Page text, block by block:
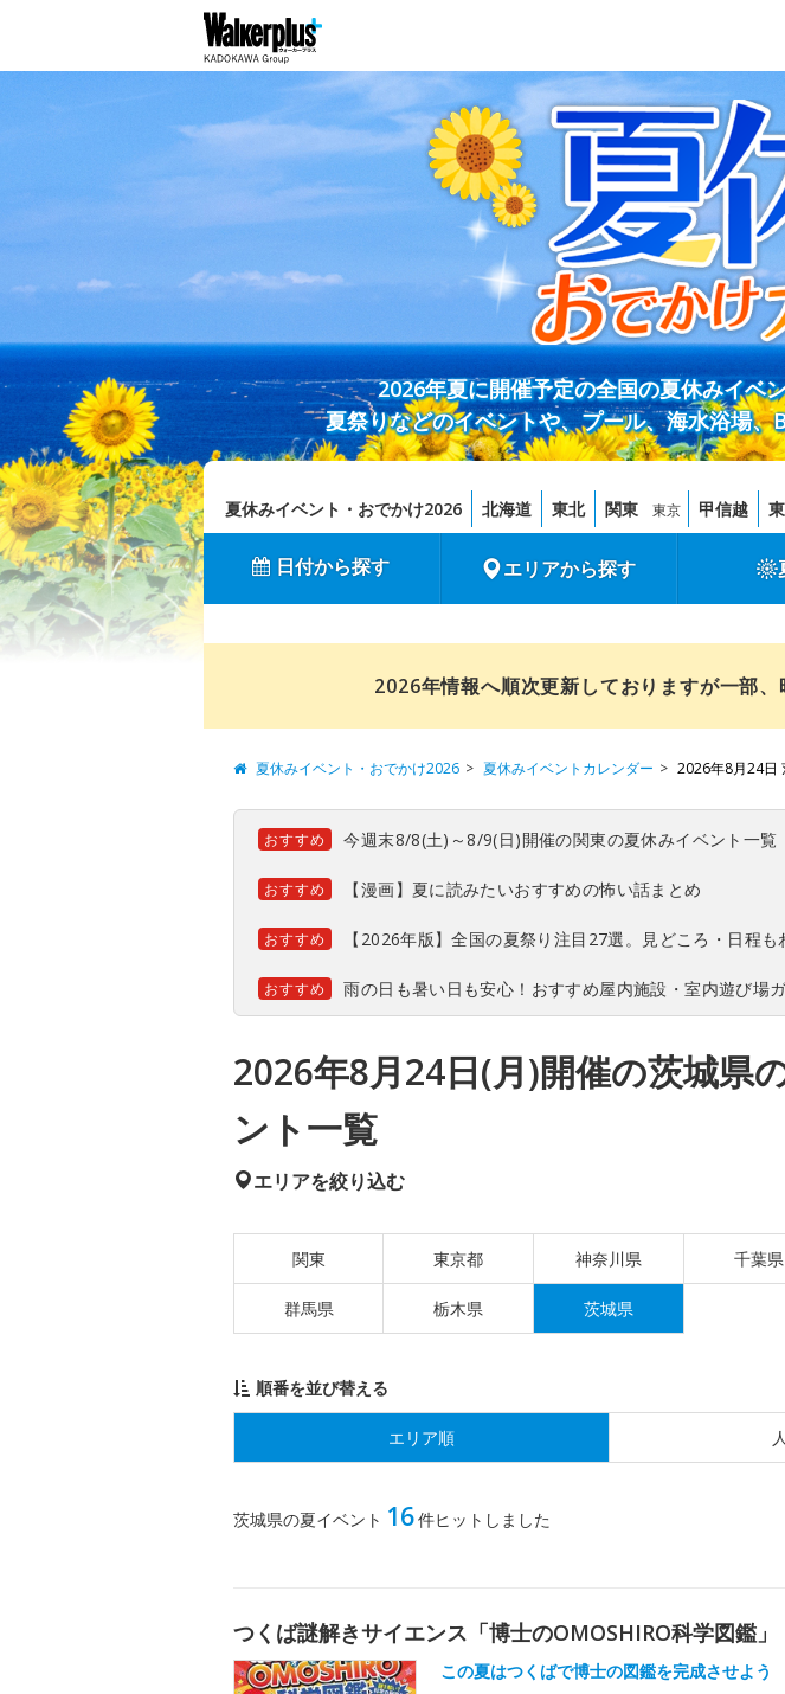
2026年夏に開催予定の全国の夏休みイベ
夏祭りなどのイベントや、プール、海水浴場
夏休みイベント・おでかけ2026 北海道 東北 関東 東京 甲信越
日付から探す エリアから探す
2026年情報へ順次更新しておりますが一部
夏休みイベント・おでかけ2026 夏休みイベントカレンダー 2026年8月24日
おすすめ 今週末8/8(土)～8/9(日)開催の関東の夏休みイベント一覧
おすすめ 【漫画】夏に読みたいおすすめの怖い話まとめ
おすすめ 【2026年版】全国の夏祭り注目27選。見どころ・日程も
おすすめ 雨の日も暑い日も安心！おすすめ屋内施設・室内遊び場
2026年8月24日(月)開催の茨城県
ント一覧
エリアを絞り込む
関東 東京都 神奈川県 千葉県
群馬県 栃木県 茨城県
順番を並び替える
エリア順
茨城県の夏イベント 16件ヒットしました
つくば謎解きサイエンス「博士のOMOSHIRO科学図鑑」
この夏はつくばで博士の図鑑を完成させよう